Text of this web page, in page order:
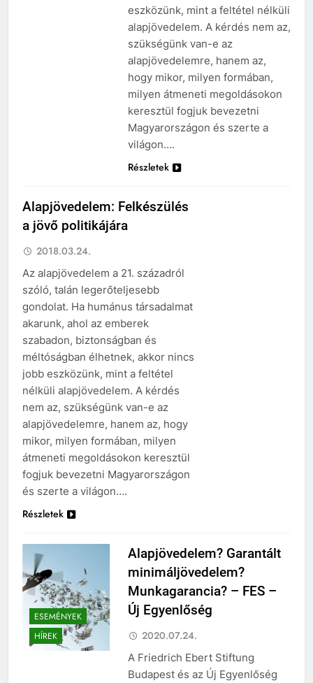
eszközünk, mint a feltétel nélküli
alapjövedelem. A kérdés nem az,
szükségünk van-e az
alapjövedelemre, hanem az,
hogy mikor, milyen formában,
milyen átmeneti megoldásokon
keresztül fogjuk bevezetni
Magyarországon és szerte a
világon….
Részletek
Alapjövedelem: Felkészülés
a jövő politikájára
2018.03.24.
Az alapjövedelem a 21. századról
szóló, talán legerőteljesebb
gondolat. Ha humánus társadalmat
akarunk, ahol az emberek
szabadon, biztonságban és
méltóságban élhetnek, akkor nincs
jobb eszközünk, mint a feltétel
nélküli alapjövedelem. A kérdés
nem az, szükségünk van-e az
alapjövedelemre, hanem az, hogy
mikor, milyen formában, milyen
átmeneti megoldásokon keresztül
fogjuk bevezetni Magyarországon
és szerte a világon….
Részletek
ESEMÉNYEK
HÍREK
Alapjövedelem? Garantált
minimáljövedelem?
Munkagarancia? – FES –
Új Egyenlőség
2020.07.24.
A Friedrich Ebert Stiftung
Budapest és az Új Egyenlőség